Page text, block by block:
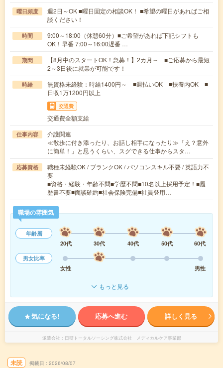
曜日頻度
週2日～OK ■曜日固定の相談OK！ ■希望の曜日があればご相
談ください！
時間
9:00～18:00（休憩60分）■ご希望があれば下記シフトも
OK！早番 7:00～16:00遅番 …
期間
【8月中のスタートOK！急募！】2カ月～ ■ご応募から最短
2～3日後に就業が可能です！
時給
無資格未経験：時給1400円～ ■週払いOK ■扶養内OK ■
日収1万1200円以上
交通費
交通費全額支給
仕事内容
介護関連
≪散歩に付き添ったり、お話し相手になったり≫「え？意外
に簡単！」と思うくらい、スグできる仕事からスタ…
応募資格
職種未経験OK / ブランクOK / パソコンスキル不要 / 英語力不
要
■資格・経験・年齢不問■学歴不問■10名以上採用予定！■履
歴書不要■面談確約■社会保険完備■社員登用…
職場の雰囲気
年齢層
20代
30代 40代 50代
60代
男女比率
女性
男性
もっと見る
気になる! 応募へ進む 詳しく見る
派遣会社 日研トータルソーシング株式会社 メディカルケア事業部
未読 掲載日 2026/08/07